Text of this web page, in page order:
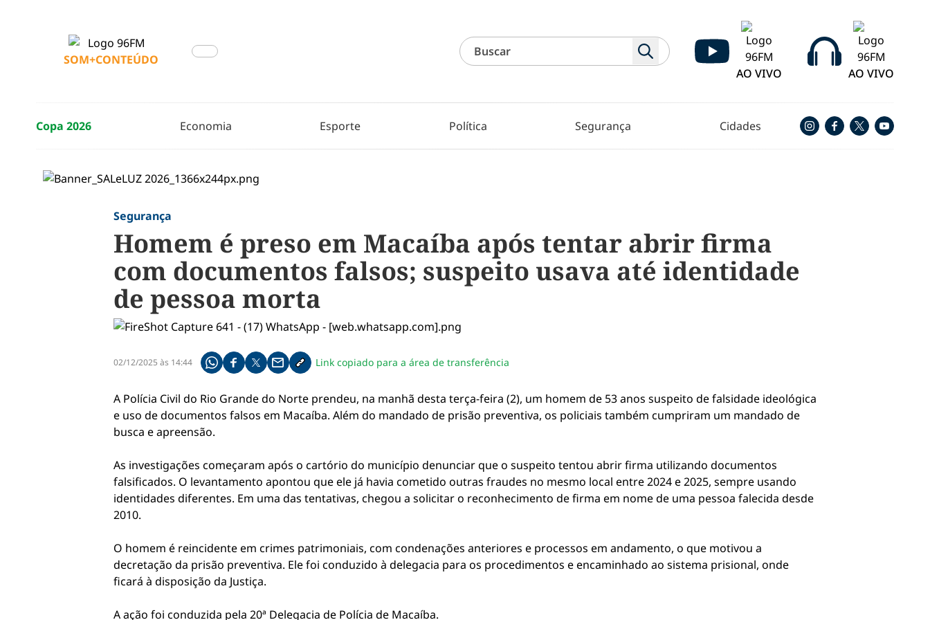
SOM+CONTEÚDO
AO VIVO
AO VIVO
Copa 2026 Economia Esporte Política Segurança Cidades
Segurança
Homem é preso em Macaíba após tentar abrir firma
com documentos falsos; suspeito usava até identidade
de pessoa morta
02/12/2025 às 14:44 Compartilhe pelo whatsapp
Compartilhar no facebook
Compartilhar no twitter
Compartilhe pelo email
Copiar link da notícia
Link copiado para a área de transferência
A Polícia Civil do Rio Grande do Norte prendeu, na manhã desta terça-feira (2), um homem de 53 anos suspeito de falsidade ideológica
e uso de documentos falsos em Macaíba. Além do mandado de prisão preventiva, os policiais também cumpriram um mandado de
busca e apreensão.
As investigações começaram após o cartório do município denunciar que o suspeito tentou abrir firma utilizando documentos
falsificados. O levantamento apontou que ele já havia cometido outras fraudes no mesmo local entre 2024 e 2025, sempre usando
identidades diferentes. Em uma das tentativas, chegou a solicitar o reconhecimento de firma em nome de uma pessoa falecida desde
2010.
O homem é reincidente em crimes patrimoniais, com condenações anteriores e processos em andamento, o que motivou a
decretação da prisão preventiva. Ele foi conduzido à delegacia para os procedimentos e encaminhado ao sistema prisional, onde
ficará à disposição da Justiça.
A ação foi conduzida pela 20ª Delegacia de Polícia de Macaíba.